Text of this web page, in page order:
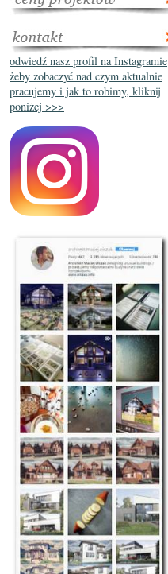
odwiedź nasz profil na Instagramie
żeby zobaczyć nad czym aktualnie
pracujemy i jak to robimy, kliknij
poniżej >>>